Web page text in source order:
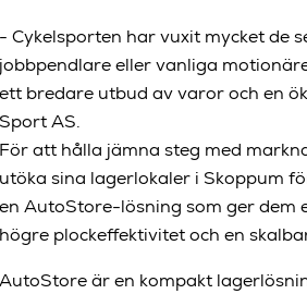
- Cykelsporten har vuxit mycket de
jobbpendlare eller vanliga
ett bredare utbud av varor och en
Sport AS.
För att hålla jämna steg med
utöka sina lagerlokaler i Skoppum
en AutoStore-lösning som ger
högre plockeffektivitet och en
AutoStore är en kompakt